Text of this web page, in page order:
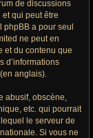
de discussions
et qui peut être
a pour seul
ne peut en
et du contenu que
d’informations
(en anglais).
abusif, obscène,
etc. qui pourrait
le serveur de
Si vous ne